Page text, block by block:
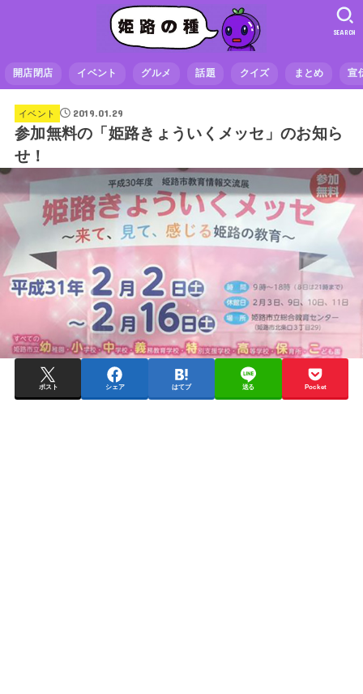
開店閉店 イベント グルメ 話題 クイズ まとめ 宣
SEARCH
イベント 2019.01.29
参加無料の「姫路きょういくメッセ」のお知ら
せ！
ポスト シェア はてブ 送る Pocket